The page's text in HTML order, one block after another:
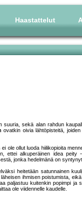
Haastattelut
sekä alan rahdun
ovatkin oivia lähtöpisteitä,
ole ollut luoda hiilikopioita
ettei alkuperäinen idea
jonka hedelmänä on
heitetään satunnainen
ihmisen poistumista,
paljastuu kuitenkin popimpi ja
ole viidennelle kaudelle.